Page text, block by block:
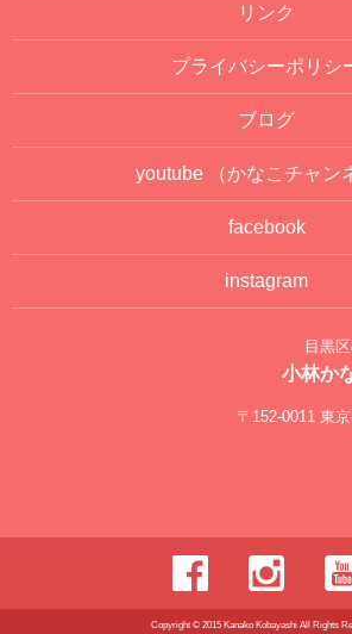
リンク
プライバシーポリシ
ブログ
youtube （かなこチャン
facebook
instagram
目黒
小林か
〒152-0011 東
Copyright © 2015 Kanako Kobayashi All Rights